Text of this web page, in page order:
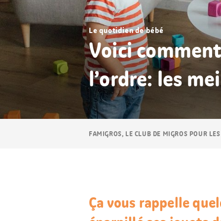
FAMIGROS, LE CLUB DE MIGROS POUR
Le quotidien de bébé
Voici
l’ordre: les
Ça vous rappelle